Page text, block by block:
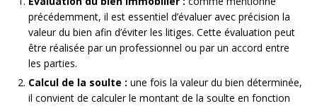
précédemment, il est essentiel d’évaluer avec précision la
valeur du bien afin d’éviter les litiges. Cette évaluation peut
être réalisée par un professionnel ou par un accord entre
les parties.
Calcul de la soulte : une fois la valeur du bien déterminée,
il convient de calculer le montant de la soulte en fonction